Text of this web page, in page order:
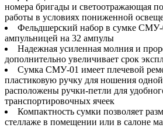
номера бригады и светоотражающая
работы в условиях пониженной
Фельдшерский набор в сумке
ампульницей на 32 ампулы
Надежная усиленная молния и
дополнительно увеличивает срок
Сумка СМУ-01 имеет плечевой
пластиковую ручку для ношения
расположены ручки-петли для
транспортировочных ячеек
Компактность сумки позволяет
стеллаже в помещении или в салоне